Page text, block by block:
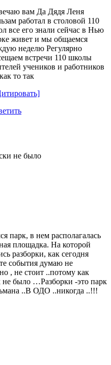
вам Да Дядя Леня
работал в столовой 110
все его знали сейчас в Нью
живет и мы общаемся
неделю Регулярно
встречи 110 школы
учеников и работников
то так
не было
парк, в нем располагалась
площадка. На которой
разборки, как сегодня
события думаю не
, не стоит ..потому как
не было …Разборки -это парк
..В ОДО ..никогда ..!!!